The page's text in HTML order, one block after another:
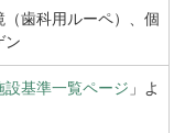
歯科用ルーペ）、個
ン
設基準一覧ページ 」よ